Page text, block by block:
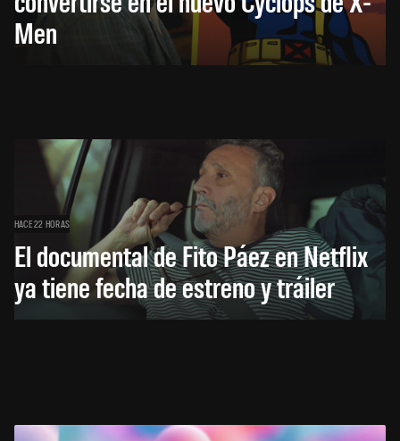
Men
HACE 22 HORAS
El documental de Fito Páez en Netflix
ya tiene fecha de estreno y tráiler